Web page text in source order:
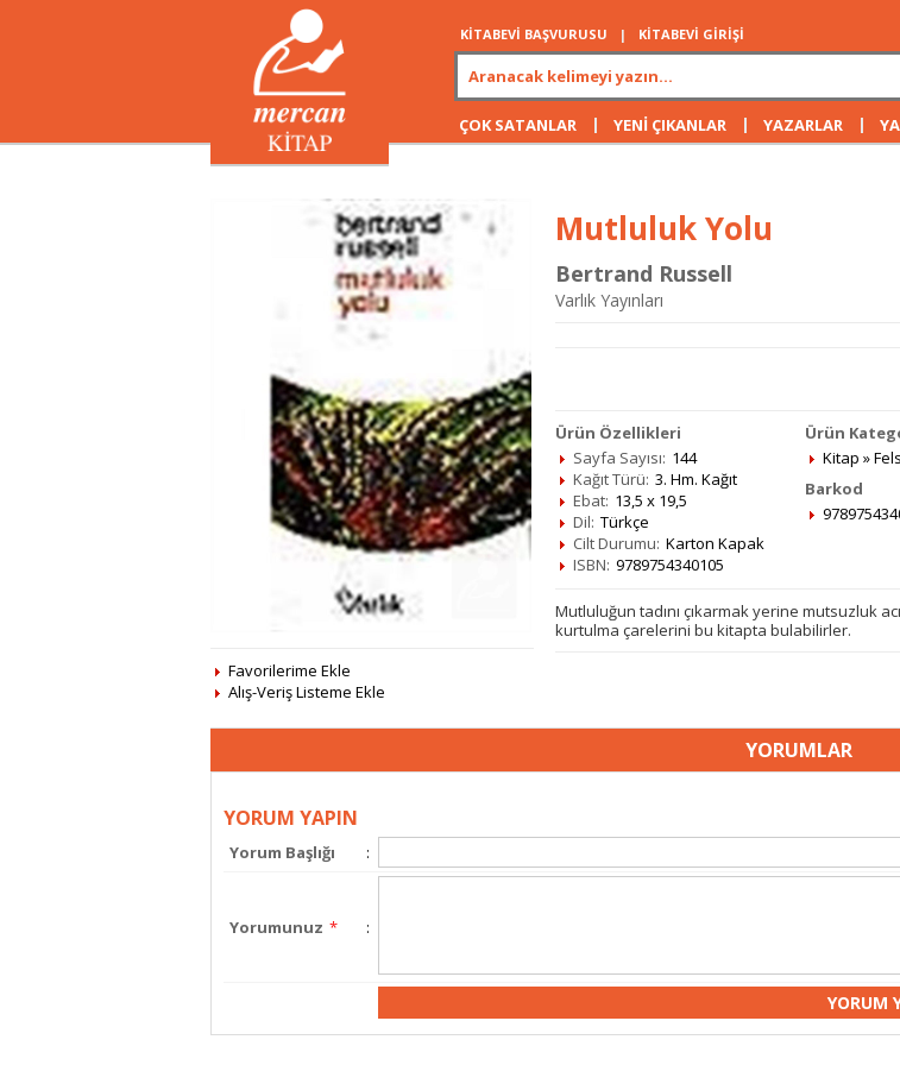
KİTABEVİ BAŞVURUSU | KİTABEVİ GİRİŞİ
ÇOK SATANLAR | YENİ ÇIKANLAR | YAZARLAR |
Favorilerime Ekle
Alış-Veriş Listeme Ekle
Mutluluk Yolu
Bertrand Russell
Varlık Yayınları
Ürün Özellikleri
Sayfa Sayısı: 144
Kağıt Türü: 3. Hm. Kağıt
Ebat: 13,5 x 19,5
Dil: Türkçe
Cilt Durumu: Karton Kapak
ISBN: 9789754340105
Ürün
Kitap »
Barkod
Mutluluğun tadını çıkarmak yerine mutsuzluk
kurtulma çarelerini bu kitapta bulabilirler.
YORUMLAR
YORUM YAPIN
Yorum Başlığı :
Yorumunuz * :